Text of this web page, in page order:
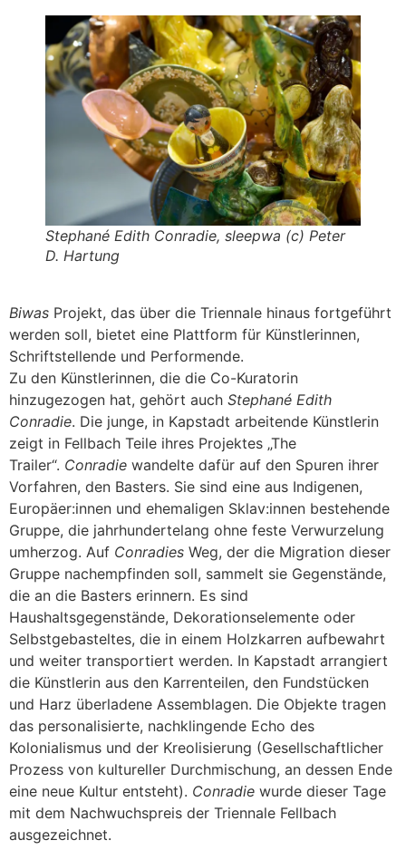
Stephané Edith Conradie, sleepwa (c) Peter
D. Hartung
Biwas Projekt, das über die Triennale hinaus fortgeführt
werden soll, bietet eine Plattform für Künstlerinnen,
Schriftstellende und Performende.
Zu den Künstlerinnen, die die Co-Kuratorin
hinzugezogen hat, gehört auch Stephané Edith
Conradie. Die junge, in Kapstadt arbeitende Künstlerin
zeigt in Fellbach Teile ihres Projektes „The
Trailer“. Conradie wandelte dafür auf den Spuren ihrer
Vorfahren, den Basters. Sie sind eine aus Indigenen,
Europäer:innen und ehemaligen Sklav:innen bestehende
Gruppe, die jahrhundertelang ohne feste Verwurzelung
umherzog. Auf Conradies Weg, der die Migration dieser
Gruppe nachempfinden soll, sammelt sie Gegenstände,
die an die Basters erinnern. Es sind
Haushaltsgegenstände, Dekorationselemente oder
Selbstgebasteltes, die in einem Holzkarren aufbewahrt
und weiter transportiert werden. In Kapstadt arrangiert
die Künstlerin aus den Karrenteilen, den Fundstücken
und Harz überladene Assemblagen. Die Objekte tragen
das personalisierte, nachklingende Echo des
Kolonialismus und der Kreolisierung (Gesellschaftlicher
Prozess von kultureller Durchmischung, an dessen Ende
eine neue Kultur entsteht). Conradie wurde dieser Tage
mit dem Nachwuchspreis der Triennale Fellbach
ausgezeichnet.